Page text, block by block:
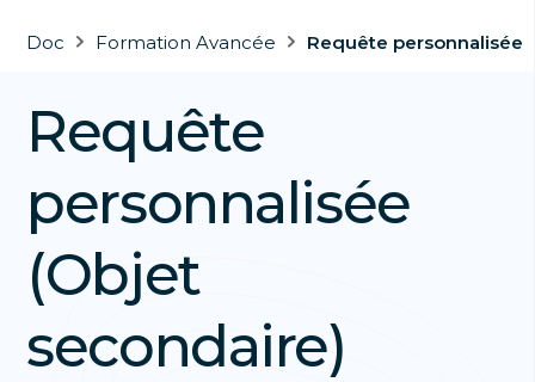
Doc Formation Avancée Requête personnalisée
Requête
personnalisée
(Objet
secondaire)